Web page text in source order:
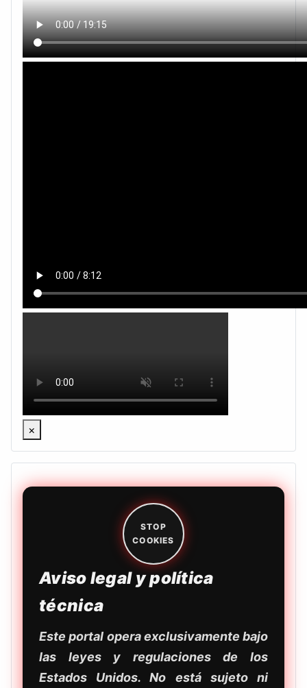
×
STOP
COOKIES
Aviso legal y política
técnica
Este portal opera exclusivamente bajo
las leyes y regulaciones de los
Estados Unidos. No está sujeto ni